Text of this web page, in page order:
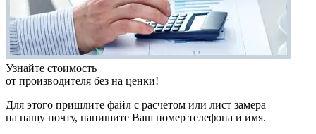
Узнайте стоимость
от производителя без на ценки!
Для этого пришлите файл с расчетом или лист замера
на нашу почту, напишите Ваш номер телефона и имя.